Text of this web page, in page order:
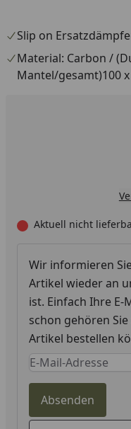
Slip on
Material: Carbon /
Mantel/gesamt)100
Aktuell nicht
Wir informieren
Artikel wieder an
ist. Einfach Ihre E-
schon gehören
Artikel bestellen
Keine Eingabe
Eingabe erforderlich
Absenden